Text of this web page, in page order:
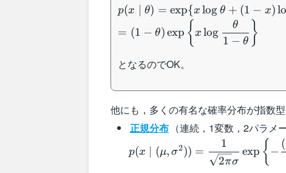
p(x\mid
\theta)=\exp\{x\log
\theta+(1-x)\log (1-
\theta)\}\\ =(1-
\theta)\exp\left\
{1-\theta}\right\}
p(x θ) = exp{x log θ + (1 − x)lo
= (1 − θ)exp {x log
1 − θ
θ }
となるのでOK。
他にも，多くの有名な確率分布が指数
正規分布 （連続，1変数，2パラメ
p(x\mid
(\mu,\sigma^2))=\dfrac{1}
p(x (μ, σ2)) =
2πσ
1
exp { −
(